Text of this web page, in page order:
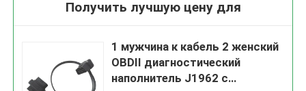
Получить лучшую цену для
1 мужчина к кабель 2 женский
OBDII диагностический
наполнитель J1962 с